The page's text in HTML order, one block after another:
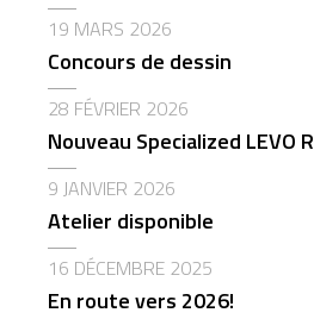
19 MARS 2026
Concours de dessin
28 FÉVRIER 2026
Nouveau Specialized LEVO R
9 JANVIER 2026
Atelier disponible
16 DÉCEMBRE 2025
En route vers 2026!